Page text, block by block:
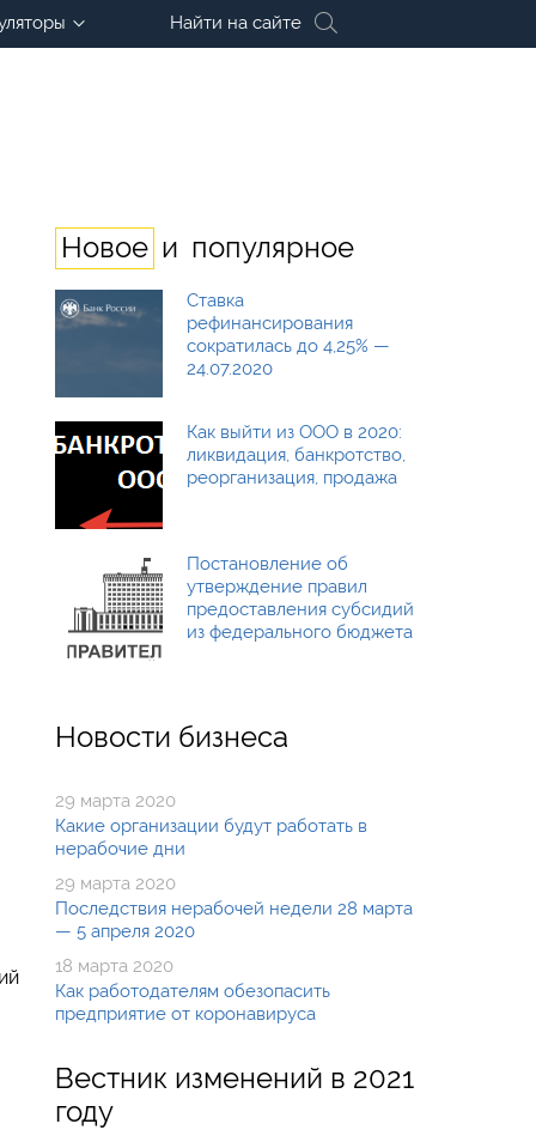
Найти на сайте
Новое и популярное
Ставка
рефинансирования
сократилась до 4,25% —
24.07.2020
Как выйти из ООО в 2020:
ликвидация, банкротство,
реорганизация, продажа
Постановление об
утверждение правил
предоставления субсидий
из федерального бюджета
Новости бизнеса
29 марта 2020
Какие организации будут работать в
нерабочие дни
29 марта 2020
Последствия нерабочей недели 28 марта
— 5 апреля 2020
18 марта 2020
Как работодателям обезопасить
предприятие от коронавируса
Вестник изменений в 2021
году